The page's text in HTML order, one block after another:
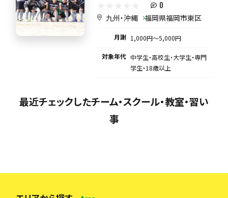
0
九州・沖縄 福岡県福岡市東区
月謝 1,000円〜5,000円
対象年代 中学生・高校生・大学生・専門
学生・18歳以上
最近チェックしたチーム・スクール・教室・習い
事